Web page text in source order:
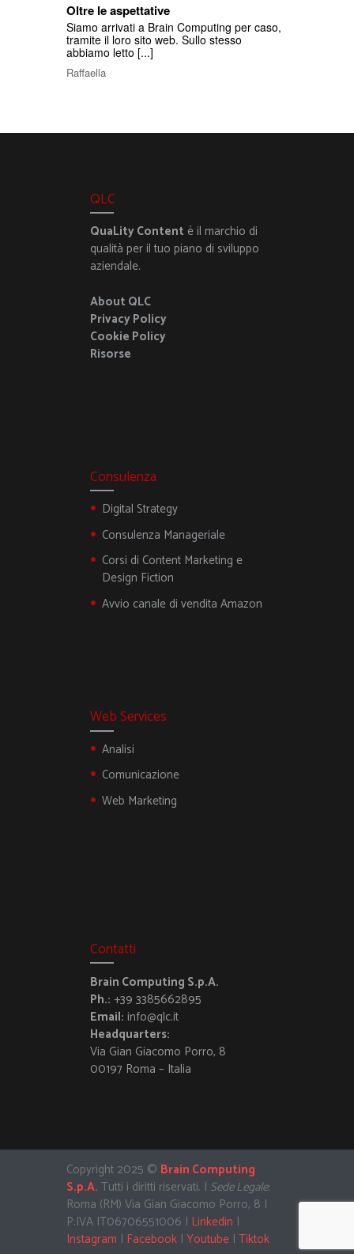
Oltre le aspettative
Siamo arrivati a Brain Computing per caso,
tramite il loro sito web. Sullo stesso
abbiamo letto [...]
Raffaella
QLC
QuaLity Content è il marchio di
qualità per il tuo piano di sviluppo
aziendale.
About QLC
Privacy Policy
Cookie Policy
Risorse
Consulenza
Digital Strategy
Consulenza Manageriale
Corsi di Content Marketing e
Design Fiction
Avvio canale di vendita Amazon
Web Services
Analisi
Comunicazione
Web Marketing
Contatti
Brain Computing S.p.A.
Ph.: +39 3385662895
Email: info@qlc.it
Headquarters:
Via Gian Giacomo Porro, 8
00197 Roma – Italia
Copyright 2025 © Brain Computing
S.p.A. Tutti i diritti riservati. | Sede Legale:
Roma (RM) Via Gian Giacomo Porro, 8 |
P.IVA IT06706551006 | Linkedin |
Instagram | Facebook | Youtube | Tiktok